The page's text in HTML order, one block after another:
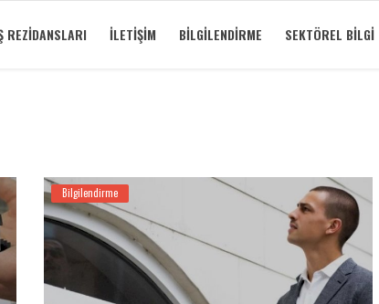
REZIDANSLARI İLETIŞIM BILGILENDIRME SEKTÖREL BILGI
Bilgilendirme